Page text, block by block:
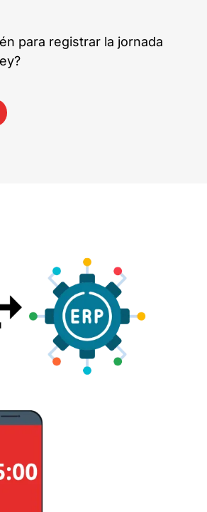
para registrar la jornada